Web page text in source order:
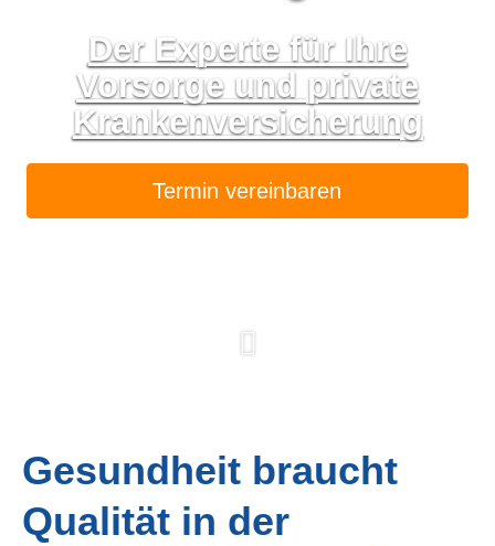
Der Experte für Ihre
Vorsorge und private
Kranken­ver­si­che­rung
Termin ver­ein­baren
Gesundheit braucht
Qualität in der